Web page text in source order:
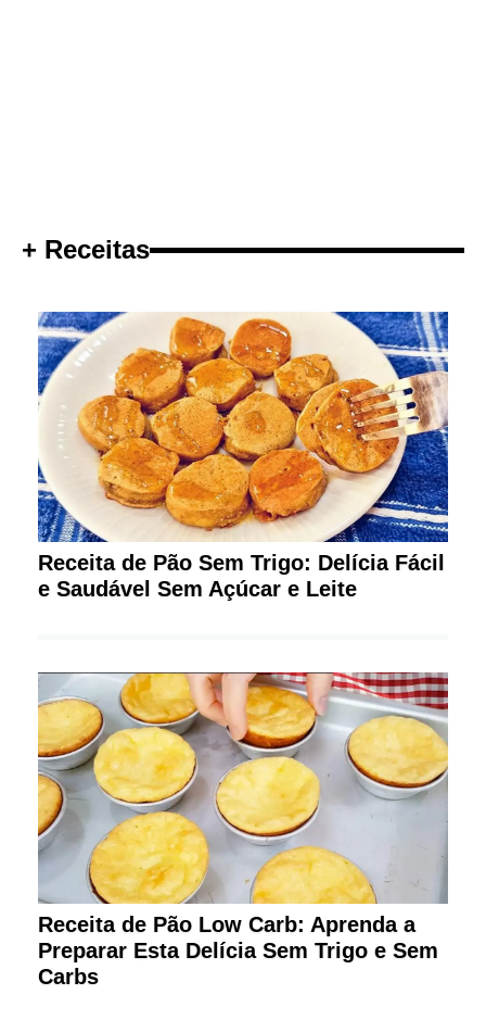
+ Receitas
Receita de Pão Sem Trigo: Delícia Fácil
e Saudável Sem Açúcar e Leite
Receita de Pão Low Carb: Aprenda a
Preparar Esta Delícia Sem Trigo e Sem
Carbs